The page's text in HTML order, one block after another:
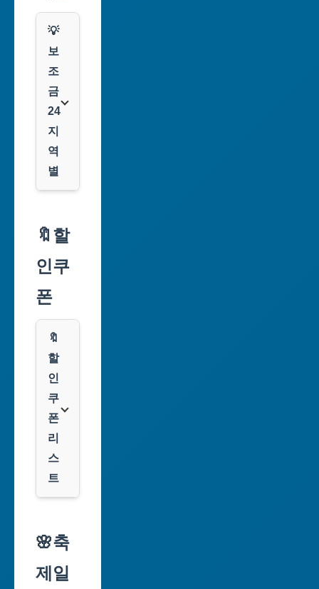
💡
보
조
금
24
지
역
별
울
특
별
부
산
광
역
시
대
인
광
🔖할
인쿠
폰
🔖
할
인
쿠
폰
리
스
트
리
스
🌸축
제일